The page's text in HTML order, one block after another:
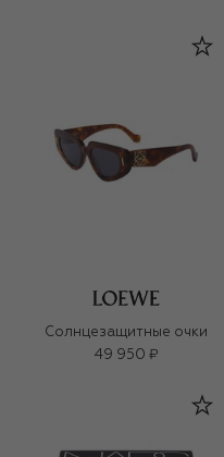
Солнцезащитные очки
49 950 ₽